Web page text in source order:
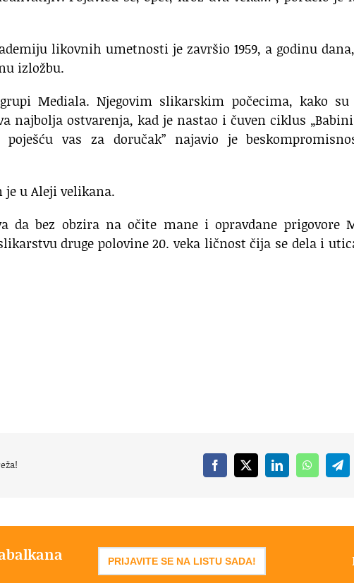
likovnih umetnosti je završio 1959, a godinu
izložbu.
Mediala. Njegovim slikarskim počecima, kako
najbolja ostvarenja, kad je nastao i čuven ciklus „Babini
vas za doručak” najavio je
u Aleji velikana.
da bez obzira na očite mane i opravdane prigovore
druge polovine 20. veka ličnost čija se dela i
Facebook
X LinkedInWhatsApp
PRIJAVITE SE NA LISTU SADA!